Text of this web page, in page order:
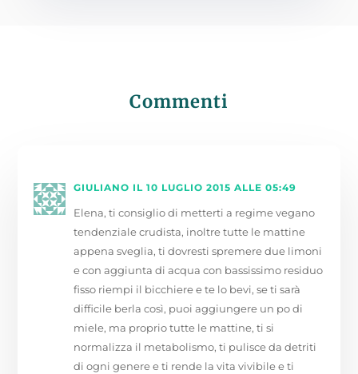
Commenti
GIULIANO IL 10 LUGLIO 2015 ALLE 05:49
Elena, ti consiglio di metterti a regime vegano
tendenziale crudista, inoltre tutte le mattine
appena sveglia, ti dovresti spremere due limoni
e con aggiunta di acqua con bassissimo residuo
fisso riempi il bicchiere e te lo bevi, se ti sarà
difficile berla così, puoi aggiungere un po di
miele, ma proprio tutte le mattine, ti si
normalizza il metabolismo, ti pulisce da detriti
di ogni genere e ti rende la vita vivibile e ti